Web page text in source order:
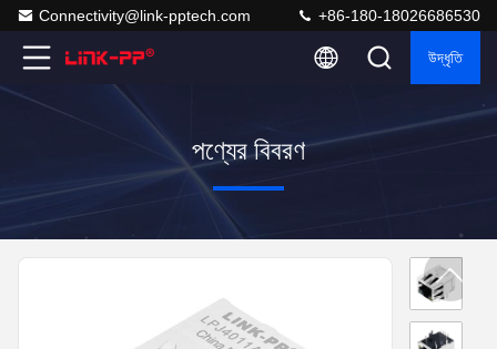
Connectivity@link-pptech.com +86-180-18026686530
উদ্ধৃতি
পণ্যের বিবরণ